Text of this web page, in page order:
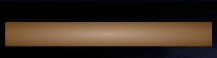
รีวิวบวกสะเทือนทั่วแดนมนุษย์ยกระดับสู่หนัง
พญานาคห้ามพลาด !